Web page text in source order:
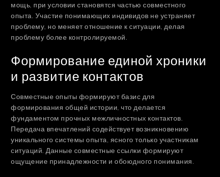
мощь, при условии становятся частью совместного
опыта. Участие понимающих индивидов не устраняет
проблему, но меняет отношение к ситуации, делая
проблему более контролируемой.
Формирование единой хроники
и развитие контактов
Совместные опыты формируют базис для
формирования общей истории, что делается
фундаментом прочных межличностных контактов.
Передача впечатлений содействует возникновению
уникального системы опыта, ясного только участникам
ситуаций. Данные совместные ссылки формируют
ощущение принадлежности и обоюдного понимания.